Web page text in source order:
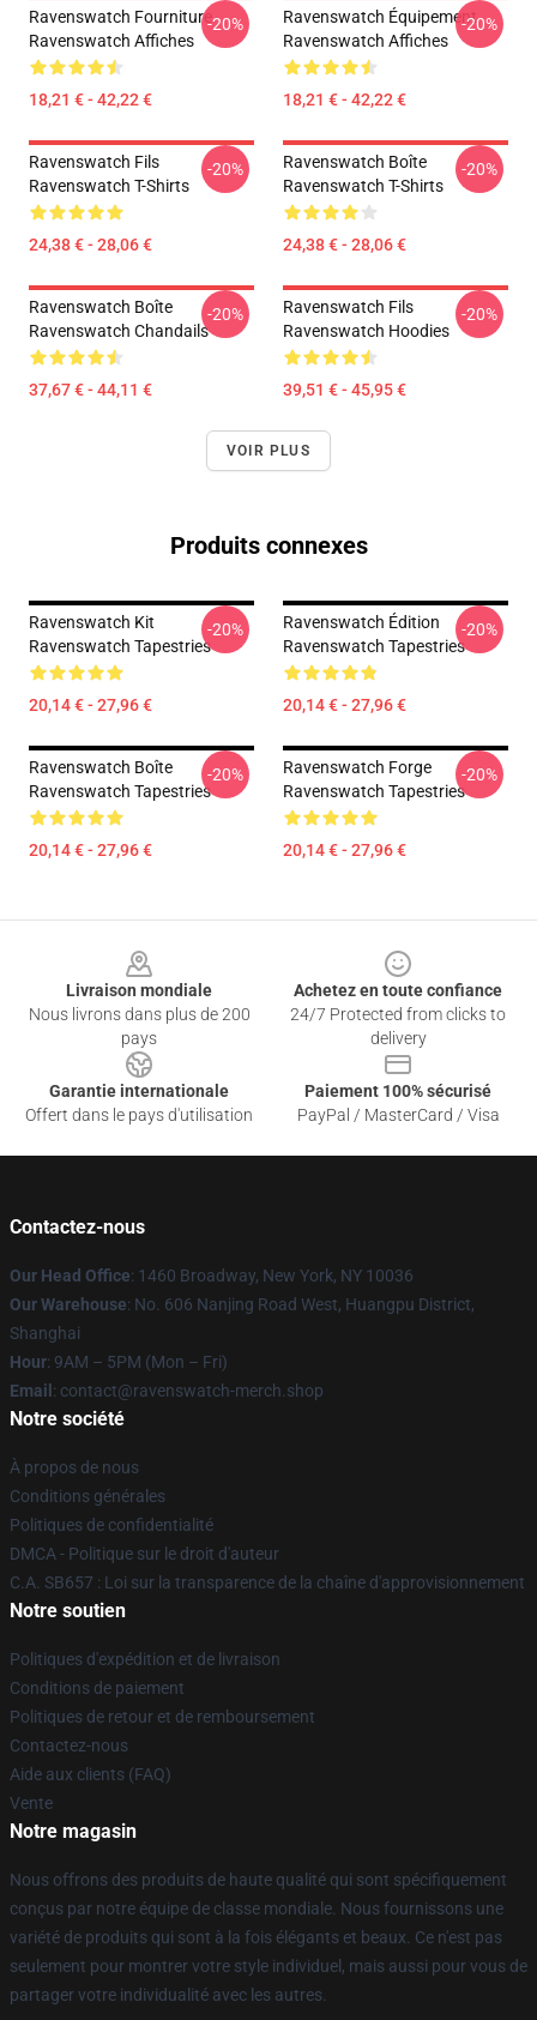
Ravenswatch Fourniture
Ravenswatch Affiches
18,21 € - 42,22 €
-20%
Ravenswatch Équipement
Ravenswatch Affiches
18,21 € - 42,22 €
-20%
Ravenswatch Fils
Ravenswatch T-Shirts
24,38 € - 28,06 €
-20%
Ravenswatch Boîte
Ravenswatch T-Shirts
24,38 € - 28,06 €
-20%
Ravenswatch Boîte
Ravenswatch Chandails
37,67 € - 44,11 €
-20%
Ravenswatch Fils
Ravenswatch Hoodies
39,51 € - 45,95 €
-20%
VOIR PLUS
Produits connexes
Ravenswatch Kit
Ravenswatch Tapestries
20,14 € - 27,96 €
-20%
Ravenswatch Édition
Ravenswatch Tapestries
20,14 € - 27,96 €
-20%
Ravenswatch Boîte
Ravenswatch Tapestries
20,14 € - 27,96 €
-20%
Ravenswatch Forge
Ravenswatch Tapestries
20,14 € - 27,96 €
-20%
Livraison mondiale
Nous livrons dans plus de 200
pays
Achetez en toute confiance
24/7 Protected from clicks to
delivery
Garantie internationale
Offert dans le pays d'utilisation
Paiement 100% sécurisé
PayPal / MasterCard / Visa
Contactez-nous
Our Head Office: 1460 Broadway, New York, NY 10036
Our Warehouse: No. 606 Nanjing Road West, Huangpu District,
Shanghai
Hour: 9AM – 5PM (Mon – Fri)
Email : contact@ravenswatch-merch.shop
Notre société
À propos de nous
Conditions générales
Politiques de confidentialité
DMCA - Politique sur le droit d'auteur
C.A. SB657 : Loi sur la transparence de la chaîne d'approvisionnement
Notre soutien
Politiques d'expédition et de livraison
Conditions de paiement
Politiques de retour et de remboursement
Contactez-nous
Aide aux clients (FAQ)
Vente
Notre magasin
Nous offrons des produits de haute qualité qui sont spécifiquement
conçus par notre équipe de classe mondiale. Nous fournissons une
variété de produits qui sont à la fois élégants et beaux. Ce n'est pas
seulement pour montrer votre style individuel, mais aussi pour vous de
partager votre individualité avec les autres.